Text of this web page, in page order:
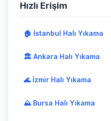
Hızlı Erişim
🏠 İstanbul Halı Yıkama
🏛️ Ankara Halı Yıkama
🌊 İzmir Halı Yıkama
⛰️ Bursa Halı Yıkama